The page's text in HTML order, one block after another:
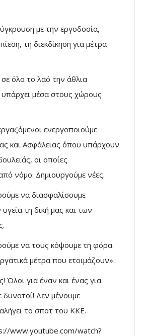
με την εργοδοσία,
τη διεκδίκηση για μέτρα
όλο το λαό την άθλια
μέσα στους χώρους
ενεργοποιούμε
και Ασφάλειας όπου υπάρχουν
οι οποίες
νόμο. Δημιουργούμε νέες.
να διασφαλίσουμε
τη δική μας και των
να τους κόψουμε τη φόρα
μέτρα που ετοιμάζουν».
Όλοι για έναν και ένας για
Δεν μένουμε
το σποτ του ΚΚΕ.
www.youtube.com/watch?